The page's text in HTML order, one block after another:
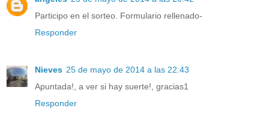
Participo en el sorteo. Formulario rellenado-
Responder
Nieves 25 de mayo de 2014 a las 22:43
Apuntada!, a ver si hay suerte!, gracias1
Responder